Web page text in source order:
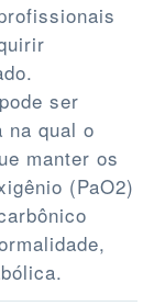
ser
na qual o
manter os
(PaO2)